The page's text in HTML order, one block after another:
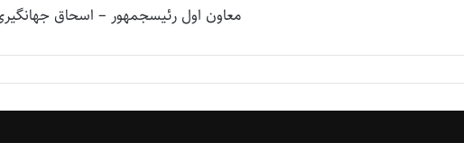
معاون اول رئیس‎جمهور – اسحاق جهانگیری